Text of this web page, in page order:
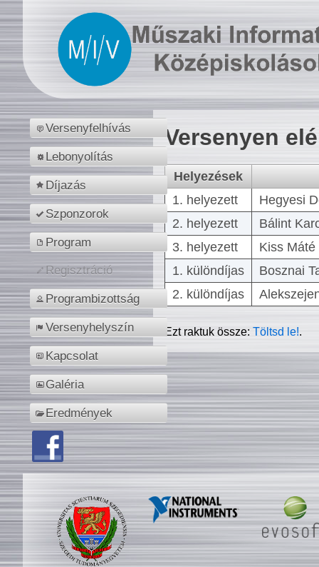
Versenyfelhívás
Lebonyolítás
Díjazás
Szponzorok
Program
Regisztráció
Programbizottság
Versenyhelyszín
Kapcsolat
Galéria
Eredmények
Versenyen
Helyezések
1. helyezett
Hegyesi
2. helyezett
Bálint
3. helyezett
Kiss
1. különdíjas
Bosznai
2. különdíjas
Ezt raktuk össze:Töltsd le!.